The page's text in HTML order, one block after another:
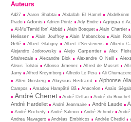
Auteurs
A427 Aaron Shabtai Abdallah El Hamel Abdelkrinm
Prado
Adonis Adrien Printz Ady Endre Agrippa d
Al-Mu’Tamid Ibn’ Abbâd
Alain Bosquet Alain Chartier
Helissen
Alain Jouffroy Alain Mabanckou Alain
Gellé
Albert Glatigny Albert t’Serstevens Alberto
Alejandro Jodorowsky
Alejo Carpentier Alex
Shahrezaie
Alexandre Blok Alexandre O Neill
Alexis Tolstoï
Alfonso Jimenez Alfred de Musset
Jarry
Alfred Kreymborg Alfredo Le Pera Ali Chumacero
Allen Ginsberg
Aloysius Bertrand Alphonse
Campos
Amadou Hampâté Bâ Anacréon Anaïs
André Chenet André Delfau André du Bouchet
André Hardellet André Jeanmaire André Laude
André Rochedy André Salmon André Schmitz
Andrea Navagero
Andréas Embiricos Andrée Chedid